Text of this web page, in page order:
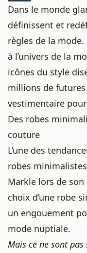
Dans le monde
définissent et
règles de la mode.
à l’univers de la
icônes du style
millions de
vestimentaire
Des robes
couture
L’une des
robes
Markle lors de son
choix d’une robe
un engouement
mode nuptiale.
Mais ce ne sont